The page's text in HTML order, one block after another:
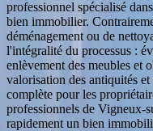
professionnel spécialisé
bien immobilier.
déménagement ou de
l'intégralité du processus :
enlèvement des meubles et
valorisation des antiquités
complète pour les
professionnels de Vigneux-
rapidement un bien